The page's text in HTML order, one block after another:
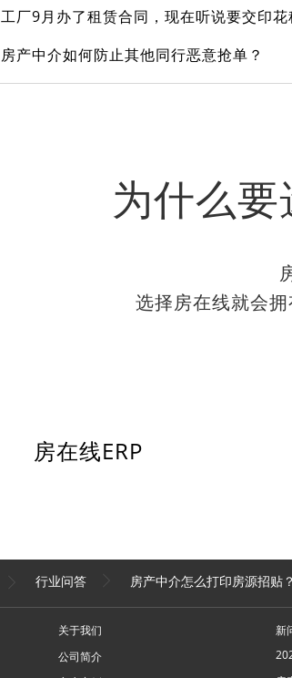
工厂9月办了租赁合同，现在听说要交印花
房产中介如何防止其他同行恶意抢单？
为什么要
选择房在线就会
房在线ERP
行业问答 房产中介怎么打印房源招贴？
关于我们
公司简介
新